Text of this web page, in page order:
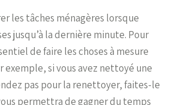
les tâches ménagères lorsque
jusqu’à la dernière minute. Pour
de faire les choses à mesure
exemple, si vous avez nettoyé une
pas pour la renettoyer, faites-le
permettra de gagner du temps